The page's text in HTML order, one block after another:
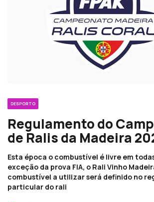
DESPORTO
Regulamento do
de Ralis da Madeira
Esta época o combustível é livre em
exceção da prova FIA, o Rali Vinho
combustível a utilizar será definido no
particular do rali